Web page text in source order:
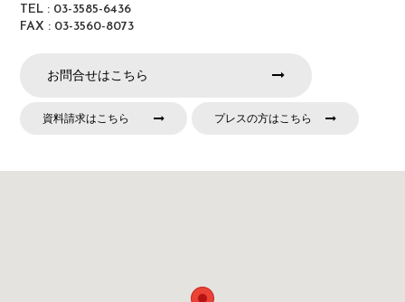
TEL : 03-3585-6436
FAX : 03-3560-8073
お問合せはこちら
資料請求はこちら プレスの方はこちら